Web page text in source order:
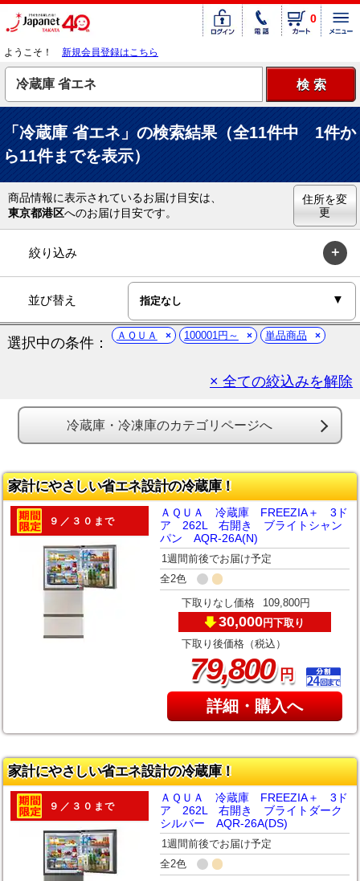
0
ようこそ！ 新規会員登録はこちら
「冷蔵庫 省エネ」の検索結果（全11件中 1件か
ら11件までを表示）
商品情報に表示されているお届け目安は、
東京都港区へのお届け目安です。
住所を変
更
絞り込み
並び替え
選択中の条件： ＡＱＵＡ 100001円～ 単品商品
× 全ての絞込みを解除
冷蔵庫・冷凍庫のカテゴリページへ
家計にやさしい省エネ設計の冷蔵庫！
９／３０まで
ＡＱＵＡ 冷蔵庫 FREEZIA＋ 3ド
ア 262L 右開き ブライトシャン
パン AQR-26A(N)
1週間前後でお届け予定
全2色
下取りなし価格 109,800円
30,000円下取り
下取り後価格（税込）
79,800円
詳細・購入へ
家計にやさしい省エネ設計の冷蔵庫！
９／３０まで
ＡＱＵＡ 冷蔵庫 FREEZIA＋ 3ド
ア 262L 右開き ブライトダーク
シルバー AQR-26A(DS)
1週間前後でお届け予定
全2色